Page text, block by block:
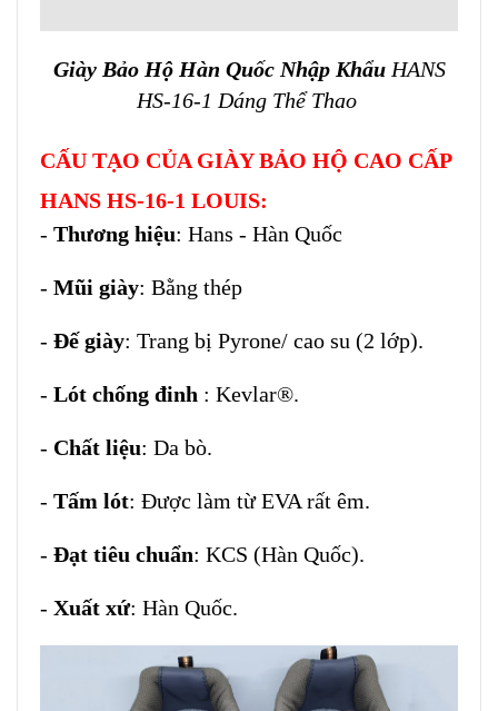
Giày Bảo Hộ Hàn Quốc Nhập KhẩuHANS
HS-16-1 Dáng Thể Thao
CẤU TẠO CỦA GIÀY BẢO HỘ CAO CẤP
HANS HS-16-1 LOUIS:
- Thương hiệu: Hans - Hàn Quốc
- Mũi giày: Bằng thép
- Đế giày: Trang bị Pyrone/ cao su (2 lớp).
- Lót chống đinh : Kevlar®.
- Chất liệu: Da bò.
- Tấm lót: Được làm từ EVA rất êm.
- Đạt tiêu chuẩn: KCS (Hàn Quốc).
- Xuất xứ: Hàn Quốc.